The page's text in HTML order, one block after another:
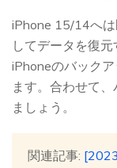
iPhone 15/14へ
してデータを復
iPhoneのバック
ます。合わせて
ましょう。
関連記事: